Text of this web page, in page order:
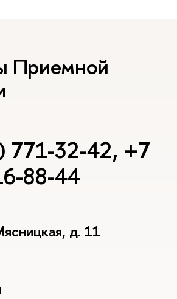
Приемной
771-32-42, +7
88-44
д. 11